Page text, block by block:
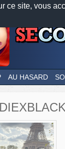
ce site, vous
AU HASARD